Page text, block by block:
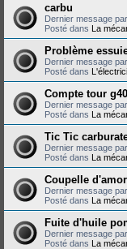
carbu
Dernier message par
Posté dans La
Problème
Dernier message par
Posté dans
Compte tour g40
Dernier message par
Posté dans La
Tic Tic
Dernier message par
Posté dans La
Coupelle
Dernier message par
Posté dans La
Fuite d'huile
Dernier message par
Posté dans La